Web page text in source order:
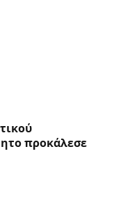
προκάλεσε